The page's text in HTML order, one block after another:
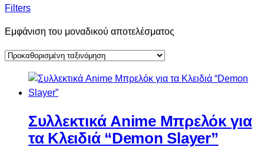
Filters
Εμφάνιση του μοναδικού αποτελέσματος
Συλλεκτικά Anime Μπρελόκ για
τα Κλειδιά “Demon Slayer”